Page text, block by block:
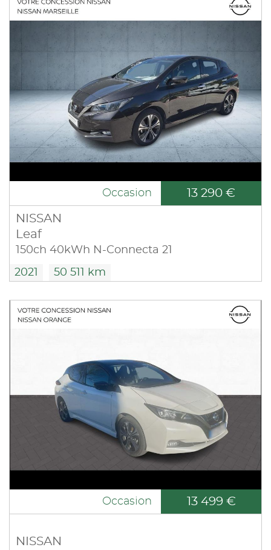
Occasion 13 290 €
NISSAN
Leaf
150ch 40kWh N-Connecta 21
2021 50 511 km
Occasion 13 499 €
NISSAN